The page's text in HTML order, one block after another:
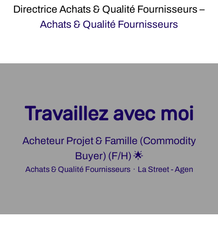
Directrice Achats & Qualité Fournisseurs –
Achats & Qualité Fournisseurs
Travaillez avec moi
Acheteur Projet & Famille (Commodity
Buyer) (F/H) 🌟
Achats & Qualité Fournisseurs · La Street - Agen